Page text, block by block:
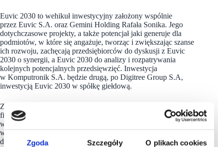
Zgoda Szczegóły O plikach cookies
Euvic 2030 to wehikuł inwestycyjny założony wspólnie
przez Euvic S.A. oraz Gemini Holding Rafała Sonika. Jego
dotychczasowe projekty, a także potencjał jaki generuje dla
podmiotów, w które się angażuje, tworząc i zwiększając szanse
ich rozwoju, zachęcają przedsiębiorców do dyskusji z Euvic
2030 o synergii, a Euvic 2030 do analizy i rozpatrywania
kolejnych potencjalnych przedsięwzięć. Inwestycja
w Komputronik S.A. będzie drugą, po Digitree Group S.A,
inwestycją Euvic 2030 w spółkę giełdową.
Zgodnie z informacją dostępną w ostatnim sprawozdaniu
finansowym, Komputronik notuje wzrost sprzedaży
w segmencie konsumenckim, systematyczne zwiększa udział
w rynku, jednocześnie widzi rosnące znaczenie i potrzebę
dalszego doskonalenia oferty omnichannel. Jako jeden